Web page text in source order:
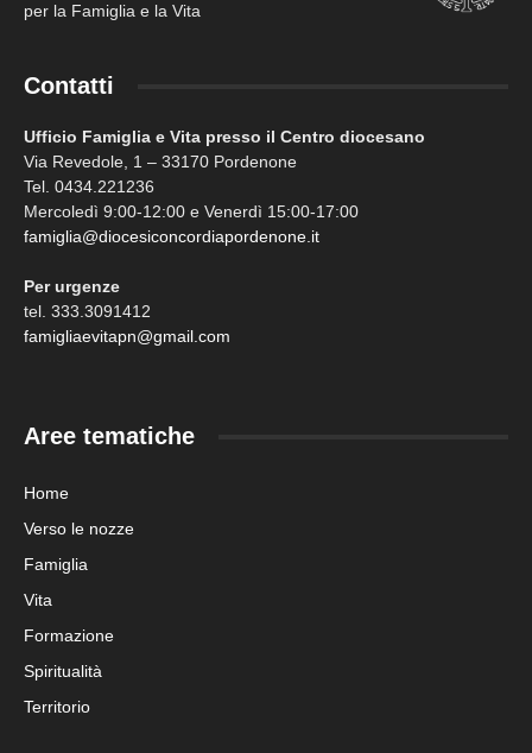
per la Famiglia e la Vita
Contatti
Ufficio Famiglia e Vita presso il Centro diocesano
Via Revedole, 1 – 33170 Pordenone
Tel. 0434.221236
Mercoledì 9:00-12:00 e Venerdì 15:00-17:00
famiglia@diocesiconcordiapordenone.it
Per urgenze
tel. 333.3091412
famigliaevitapn@gmail.com
Aree tematiche
Home
Verso le nozze
Famiglia
Vita
Formazione
Spiritualità
Territorio